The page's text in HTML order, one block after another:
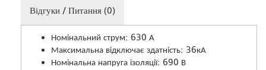
Відгуки / Питання (0)
Номінальний струм: 630 А
Максимальна відключає здатність: 36кА
Номінальна напруга ізоляції: 690 В